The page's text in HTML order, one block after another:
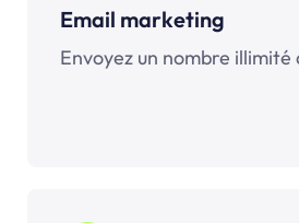
Email marketing
Envoyez un nombre illimité